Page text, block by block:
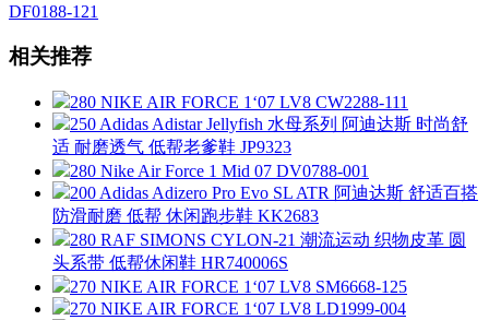
DF0188-121
相关推荐
280 NIKE AIR FORCE 1‘07 LV8 CW2288-111
250 Adidas Adistar Jellyfish 水母系列 阿迪达斯 时尚舒
适 耐磨透气 低帮老爹鞋 JP9323
280 Nike Air Force 1 Mid 07 DV0788-001
200 Adidas Adizero Pro Evo SL ATR 阿迪达斯 舒适百搭
防滑耐磨 低帮 休闲跑步鞋 KK2683
280 RAF SIMONS CYLON-21 潮流运动 织物皮革 圆
头系带 低帮休闲鞋 HR740006S
270 NIKE AIR FORCE 1‘07 LV8 SM6668-125
270 NIKE AIR FORCE 1‘07 LV8 LD1999-004